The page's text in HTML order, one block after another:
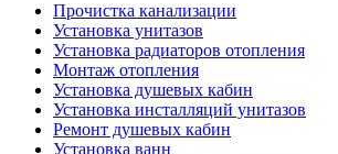
Прочистка канализации
Установка унитазов
Установка радиаторов отопления
Монтаж отопления
Установка душевых кабин
Установка инсталляций унитазов
Ремонт душевых кабин
Установка ванн